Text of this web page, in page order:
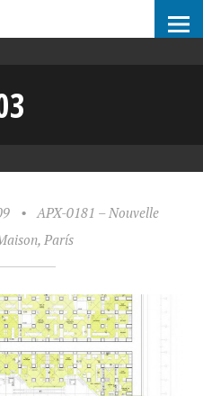
• APX-0181 – Nouvelle
París